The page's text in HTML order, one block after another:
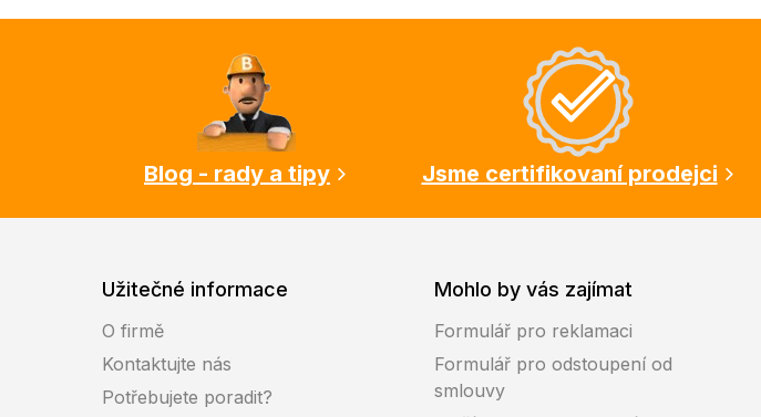
Blog - rady a tipy
Jsme certifikovaní prodejci
Užitečné informace
O firmě
Kontaktujte nás
Potřebujete poradit?
Mohlo by vás zajímat
Formulář pro reklamaci
Formulář pro odstoupení od
smlouvy